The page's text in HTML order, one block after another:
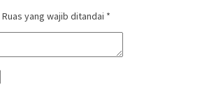
Ruas yang wajib ditandai *